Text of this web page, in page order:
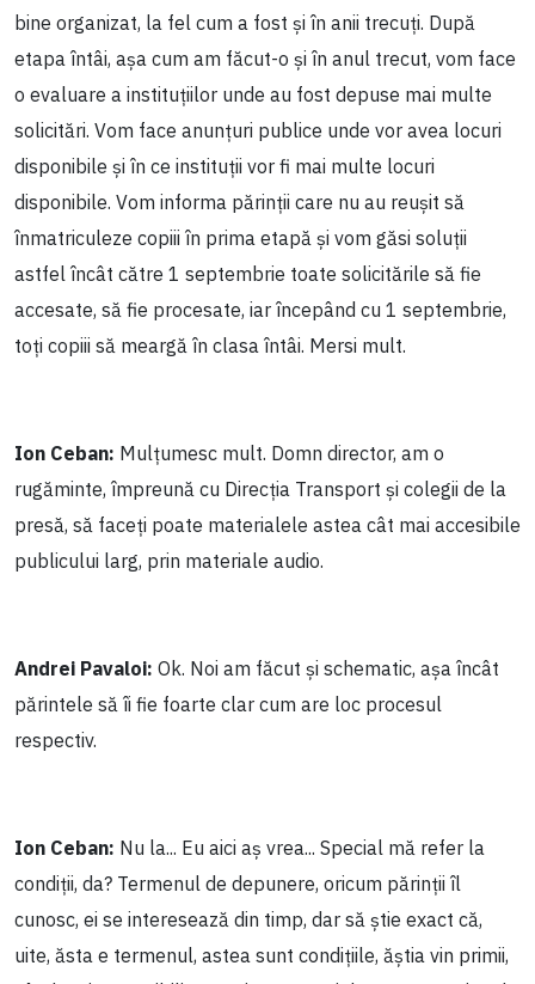
bine organizat, la fel cum a fost și în anii trecuți. După
etapa întâi, așa cum am făcut-o și în anul trecut, vom face
o evaluare a instituțiilor unde au fost depuse mai multe
solicitări. Vom face anunțuri publice unde vor avea locuri
disponibile și în ce instituții vor fi mai multe locuri
disponibile. Vom informa părinții care nu au reușit să
înmatriculeze copiii în prima etapă și vom găsi soluții
astfel încât către 1 septembrie toate solicitările să fie
accesate, să fie procesate, iar începând cu 1 septembrie,
toți copiii să meargă în clasa întâi. Mersi mult.
Ion Ceban: Mulțumesc mult. Domn director, am o
rugăminte, împreună cu Direcția Transport și colegii de la
presă, să faceți poate materialele astea cât mai accesibile
publicului larg, prin materiale audio.
Andrei Pavaloi: Ok. Noi am făcut și schematic, așa încât
părintele să îi fie foarte clar cum are loc procesul
respectiv.
Ion Ceban: Nu la... Eu aici aș vrea... Special mă refer la
condiții, da? Termenul de depunere, oricum părinții îl
cunosc, ei se interesează din timp, dar să știe exact că,
uite, ăsta e termenul, astea sunt condițiile, ăștia vin primii,